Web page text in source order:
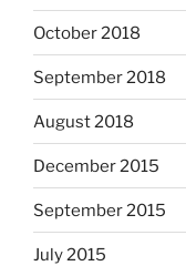
October 2018
September 2018
August 2018
December 2015
September 2015
July 2015